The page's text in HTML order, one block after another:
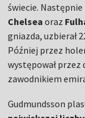
świecie.
Chelseaoraz
gniazda, uzbierał
Później przez
występował przez
zawodnikiem
Gudmundsson